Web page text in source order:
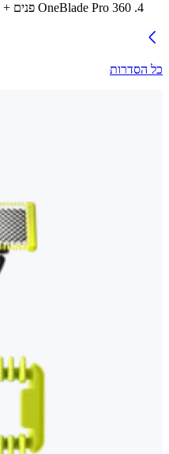
OneBlade Pro 360 פנים + גוף
כל הסדרות